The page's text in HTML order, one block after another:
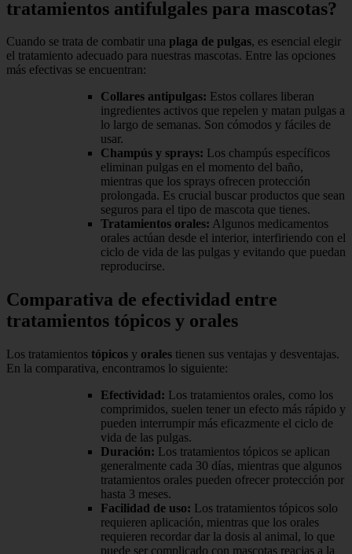
tratamientos antifulgales para mascotas?
Cuando se trata de combatir una plaga de pulgas, es esencial elegir
el tratamiento adecuado para nuestras mascotas. Entre las opciones
más efectivas se encuentran:
Collares antipulgas: Estos collares liberan
ingredientes activos que repelen y matan pulgas a
lo largo de semanas. Son cómodos y fáciles de
usar.
Champús y sprays: Los champús específicos
eliminan pulgas en el momento del baño,
mientras que los sprays ofrecen protección
prolongada. Es crucial buscar productos que sean
seguros para el tipo de mascota que tienes.
Tratamientos orales: Algunos medicamentos
orales actúan desde el interior, interfiriendo con el
ciclo de vida de las pulgas y evitando que puedan
reproducirse.
Comparativa de efectividad entre
tratamientos tópicos y orales
Los tratamientos tópicos y orales tienen sus ventajas y desventajas.
En la comparativa, encontramos lo siguiente:
Efectividad: Los tratamientos orales, como los
comprimidos, suelen tener un efecto más rápido y
pueden interrumpir más eficazmente el ciclo de
vida de las pulgas.
Duración: Los tratamientos tópicos se aplican
generalmente cada 30 días, mientras que algunos
tratamientos orales pueden ofrecer protección por
hasta 3 meses.
Facilidad de uso: Los tratamientos tópicos solo
requieren aplicación, mientras que los orales
requieren recordar dar la dosis al animal, lo que
puede ser complicado con mascotas reacias a la